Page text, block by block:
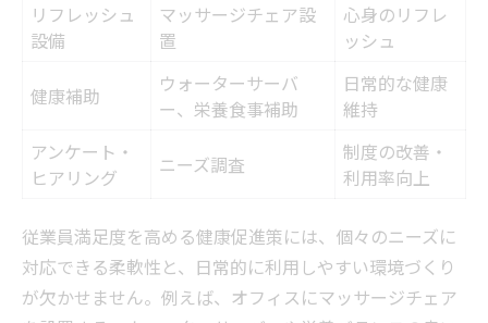
つくる理由
従業員が喜ぶユニークな健康促進策の特徴
健康支援型イベントの導入メリットと効果
健康診断だけでない福利厚生の活用術
健康診断以外に選ばれる福利厚生メニュー
比較
福利厚生・マッサージを活かした健康増進
策
健康支援サービスの導入事例と選び方
リフレッシュ
設備
マッサージチェア設
置
心身のリフレ
ッシュ
健康補助
ウォーターサーバ
ー、栄養食事補助
日常的な健康
維持
アンケート・
ヒアリング
ニーズ調査
制度の改善・
利用率向上
従業員満足度を高める健康促進策には、個々のニーズに
対応できる柔軟性と、日常的に利用しやすい環境づくり
が欠かせません。例えば、オフィスにマッサージチェア